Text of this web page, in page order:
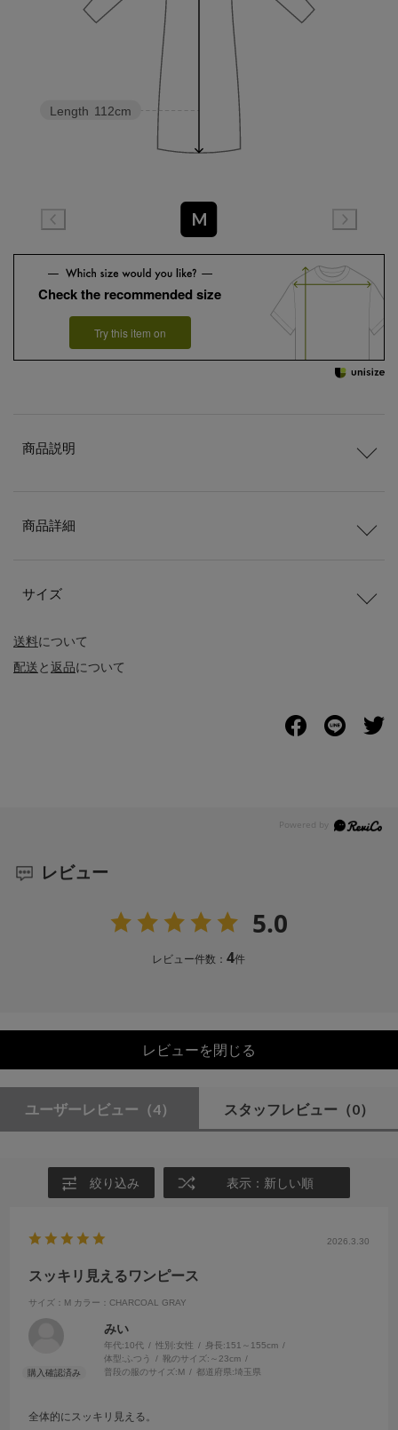
Length 112cm
M
Check the recommended size
Try this item on
送料について
配送と返品について
商品説明
商品詳細
サイズ
レビュー
5.0
レビュー件数：4件
レビューを閉じる
ユーザーレビュー （4） スタッフレビュー （0）
絞り込み 表示：新しい順
2026.3.30
スッキリ見えるワンピース
サイズ：M カラー：CHARCOAL GRAY
みい
年代:10代 性別:女性 身長:151～155cm
体型: ふつう 靴のサイズ: ～23cm
普段の服のサイズ:M 都道府県:埼玉県
全体的にスッキリ見える。